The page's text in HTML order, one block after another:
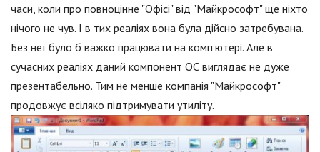
часи, коли про повноцінне "Офісі" від "Майкрософт" ще ніхто
нічого не чув. І в тих реаліях вона була дійсно затребувана.
Без неї було б важко працювати на комп'ютері. Але в
сучасних реаліях даний компонент ОС виглядає не дуже
презентабельно. Тим не менше компанія "Майкрософт"
продовжує всіляко підтримувати утиліту.